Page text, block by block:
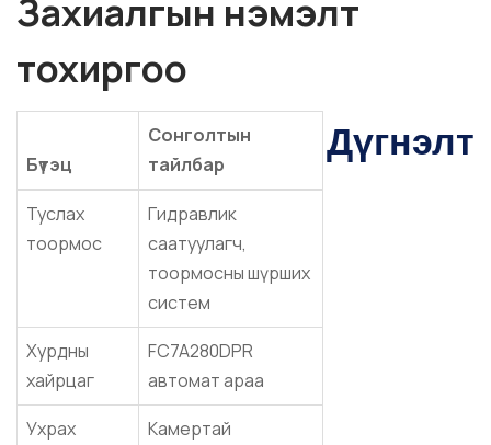
Захиалгын нэмэлт
тохиргоо
Бүтэц
Сонголтын
тайлбар
Туслах
тоормос
Гидравлик
саатуулагч,
тоормосны шүрших
систем
Хурдны
хайрцаг
FC7A280DPR
автомат араа
Ухрах
Камертай
Дүгнэлт